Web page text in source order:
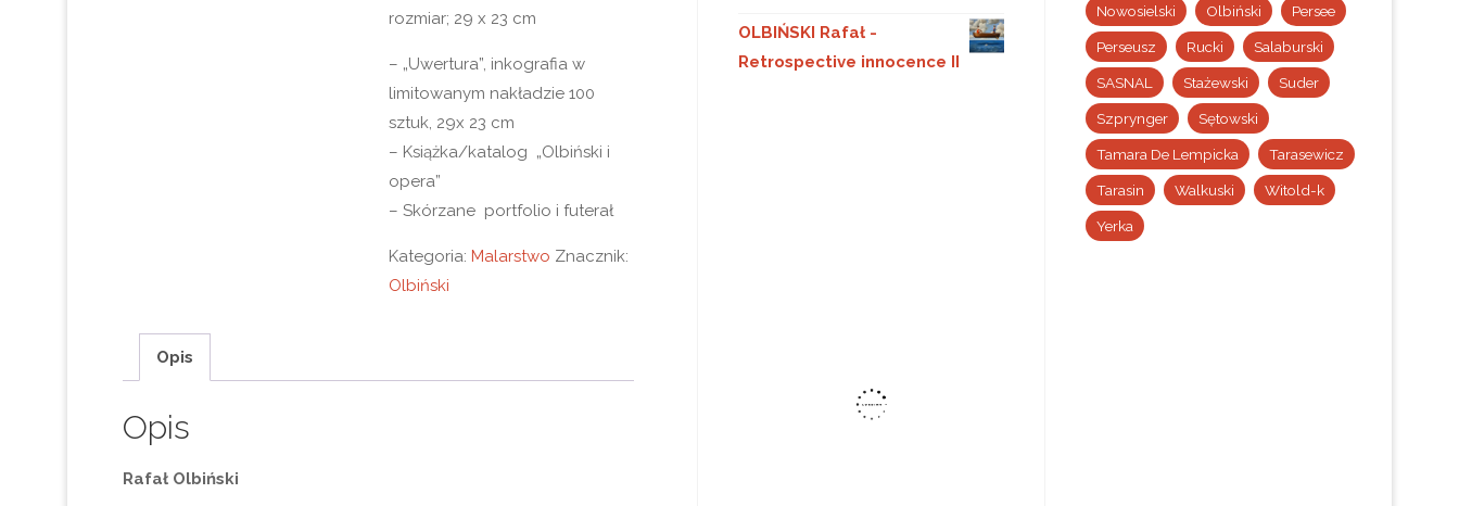
rozmiar; 29 x 23 cm
– „Uwertura”, inkografia w
limitowanym nakładzie 100
sztuk, 29x 23 cm
– Książka/katalog „Olbiński i
opera”
– Skórzane portfolio i futerał
Kategoria: Malarstwo Znacznik:
Olbiński
Opis
Opis
Rafał Olbiński
OLBIŃSKI Rafał -
Retrospective innocence II
Nowosielski Olbiński Persee
Perseusz Rucki Salaburski
SASNAL Stażewski Suder
Szprynger Sętowski
Tamara De Lempicka Tarasewicz
Tarasin Walkuski Witold-k
Yerka